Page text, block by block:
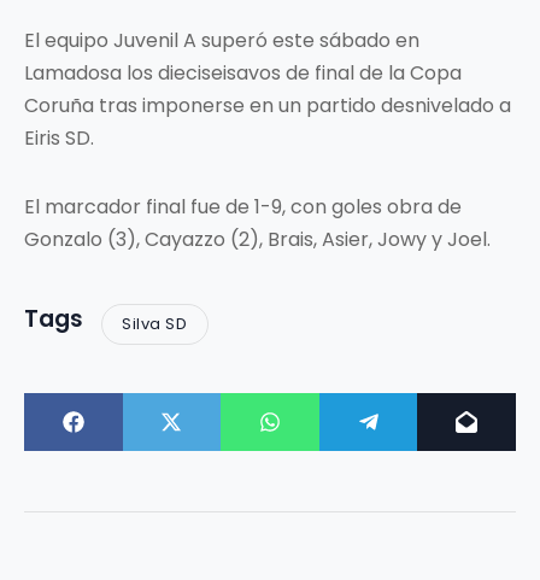
El equipo Juvenil A superó este sábado en
Lamadosa los dieciseisavos de final de la Copa
Coruña tras imponerse en un partido desnivelado a
Eiris SD.
El marcador final fue de 1-9, con goles obra de
Gonzalo (3), Cayazzo (2), Brais, Asier, Jowy y Joel.
Tags Silva SD